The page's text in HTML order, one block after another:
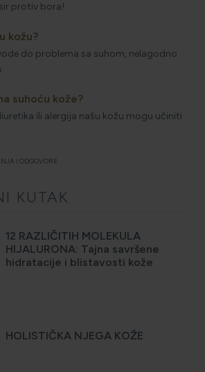
protiv bora!
kožu?
do problema sa suhom, nelagodno
suhoću kože?
ili alergija našu kožu mogu učiniti
I ODGOVORE
KUTAK
12 RAZLIČITIH MOLEKULA
HIJALURONA: Tajna savršene
hidratacije i blistavosti kože
HOLISTIČKA NJEGA KOŽE